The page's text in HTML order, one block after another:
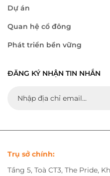
Dự án
Quan hệ cổ đông
Phát triển bền vững
ĐĂNG KÝ NHẬN TIN NHẮN
Trụ sở chính:
Tầng 5, Toà CT3, The Pride,